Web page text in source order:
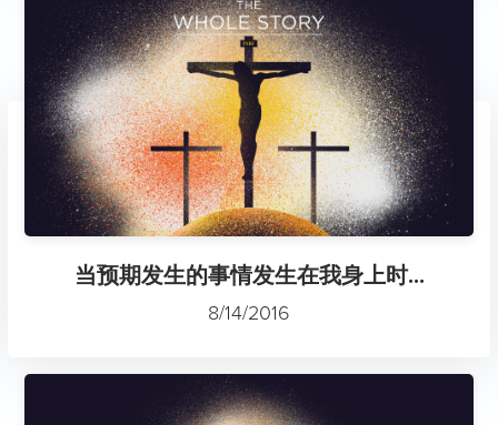
当预期发生的事情发生在我身上时...
8/14/2016